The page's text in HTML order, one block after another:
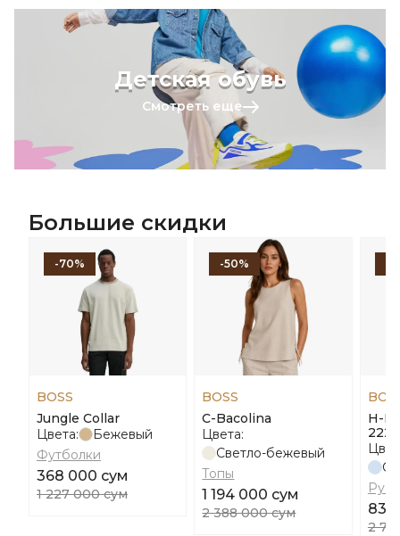
Детская обувь
Смотреть еще
Большие скидки
-70%
BOSS
Jungle Collar
Цвета:
Бежевый
Футболки
368 000 сум
1 227 000 сум
-50%
BOSS
С-Bacolina
Цвета:
Светло-бежевый
Топы
1 194 000 сум
2 388 000 сум
H-
222
836
2